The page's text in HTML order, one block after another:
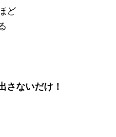
ど
さないだけ！